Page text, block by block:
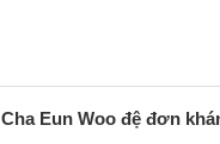
Cha Eun Woo đệ đơn